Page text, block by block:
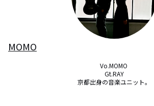
MOMO
Vo.MOMO
Gt.RAY
京都出身の音楽ユニット。